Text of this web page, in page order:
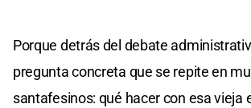
Porque detrás del debate
pregunta concreta que se repite en
santafesinos: qué hacer con esa vieja